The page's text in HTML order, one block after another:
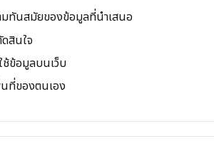
มทันสมัยของข้อมูลที่นำเสนอ
สินใจ
ช้ข้อมูลบนเว็บ
ที่ของตนเอง